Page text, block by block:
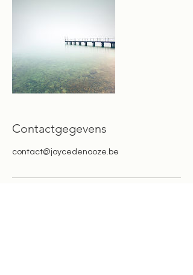
Contactgegevens
contact@joycedenooze.be